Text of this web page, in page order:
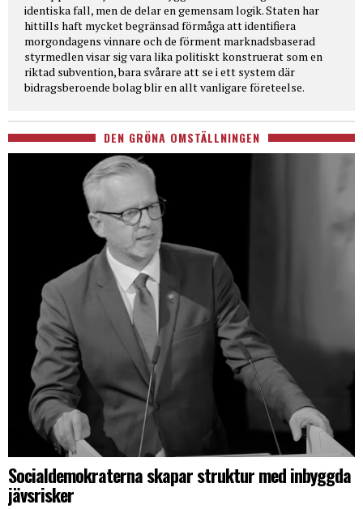
identiska fall, men de delar en gemensam logik. Staten har
hittills haft mycket begränsad förmåga att identifiera
morgondagens vinnare och de förment marknadsbaserad
styrmedlen visar sig vara lika politiskt konstruerat som en
riktad subvention, bara svårare att se i ett system där
bidragsberoende bolag blir en allt vanligare företeelse.
DEN GRÖNA OMSTÄLLNINGEN
Socialdemokraterna skapar struktur med inbyggda
jävsrisker